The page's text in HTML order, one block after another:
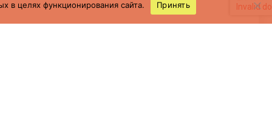
в целях функционирования сайта. Принять